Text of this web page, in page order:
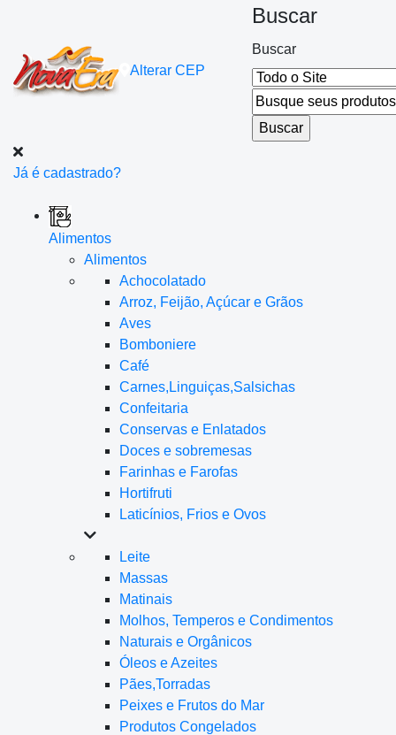
Alterar CEP
Buscar
Buscar
Já é cadastrado?
Alimentos
Alimentos
Achocolatado
Arroz, Feijão, Açúcar e Grãos
Aves
Bomboniere
Café
Carnes,Linguiças,Salsichas
Confeitaria
Conservas e Enlatados
Doces e sobremesas
Farinhas e Farofas
Hortifruti
Laticínios, Frios e Ovos
Leite
Massas
Matinais
Molhos, Temperos e Condimentos
Naturais e Orgânicos
Óleos e Azeites
Pães,Torradas
Peixes e Frutos do Mar
Produtos Congelados